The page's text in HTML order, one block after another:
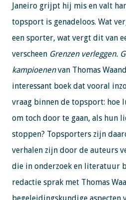
Janeiro grijpt hij mis en valt
topsport is genadeloos. Wat
een sporter, wat vergt dit van
verscheen Grenzen verleggen.
kampioenenvan Thomas
interessant boek dat vooral
vraag binnen de topsport: hoe
om toch door te gaan, als hun
stoppen? Topsporters zijn
verhalen zijn door de auteurs
die in onderzoek en literatuur
redactie sprak met Thomas